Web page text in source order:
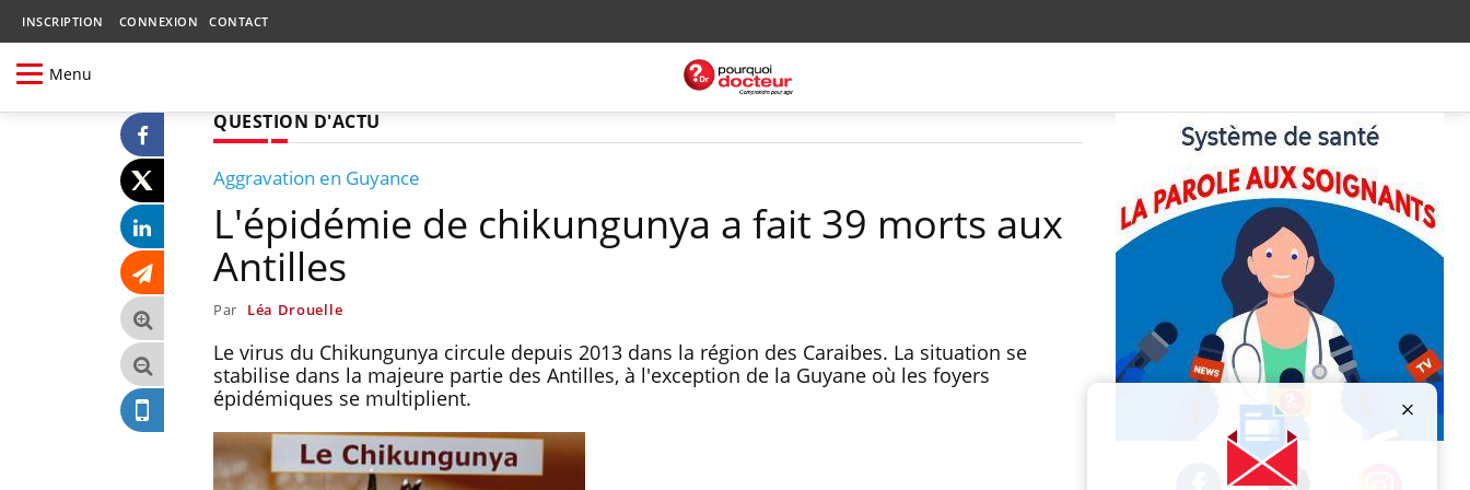
INSCRIPTION CONNEXION CONTACT
Menu
QUESTION D'ACTU
Aggravation en Guyance
L'épidémie de chikungunya a fait 39 morts aux
Antilles
Par Léa Drouelle
Le virus du Chikungunya circule depuis 2013 dans la région des Caraibes. La situation se
stabilise dans la majeure partie des Antilles, à l'exception de la Guyane où les foyers
épidémiques se multiplient.